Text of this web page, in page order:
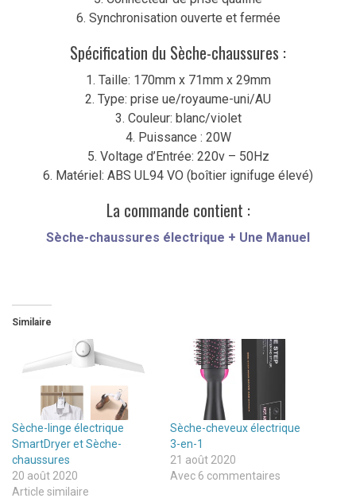
6. Synchronisation ouverte et fermée
Spécification du Sèche-chaussures :
1. Taille: 170mm x 71mm x 29mm
2. Type: prise ue/royaume-uni/AU
3. Couleur: blanc/violet
4. Puissance : 20W
5. Voltage d’Entrée: 220v – 50Hz
6. Matériel: ABS UL94 VO (boîtier ignifuge élevé)
La commande contient :
Sèche-chaussures électrique + Une Manuel
Similaire
Sèche-linge électrique
SmartDryer et Sèche-
chaussures
20 août 2020
Article similaire
Sèche-cheveux électrique
3-en-1
21 août 2020
Avec 6 commentaires